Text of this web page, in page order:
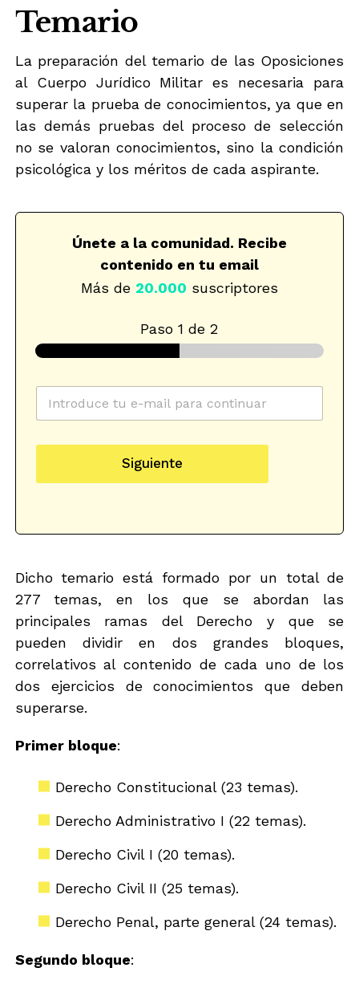
Temario
La preparación del temario de las Oposiciones
al Cuerpo Jurídico Militar es necesaria para
superar la prueba de conocimientos, ya que en
las demás pruebas del proceso de selección
no se valoran conocimientos, sino la condición
psicológica y los méritos de cada aspirante.
Únete a la comunidad. Recibe
contenido en tu email
Más de 20.000 suscriptores
Paso1 de 2
P
o
t
e
c
ó
e
P
o
t
e
c
ó
e
w
l
e
t
t
e
C
r
e
ó
i
c
*
Siguiente
Dicho temario está formado por un total de
277 temas, en los que se abordan las
principales ramas del Derecho y que se
pueden dividir en dos grandes bloques,
correlativos al contenido de cada uno de los
dos ejercicios de conocimientos que deben
superarse.
Primer bloque:
Derecho Constitucional (23 temas).
Derecho Administrativo I (22 temas).
Derecho Civil I (20 temas).
Derecho Civil II (25 temas).
Derecho Penal, parte general (24 temas).
Segundo bloque: